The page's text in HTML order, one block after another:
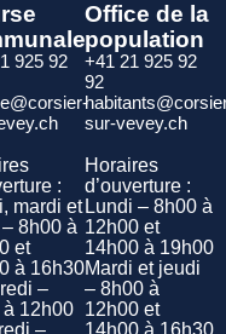
925 92
:
mardi et
8h00 à
et
à 16h30
–
12h00
–
Office de la
population
+41 21 925 92
92
sur-vevey.ch
Horaires
d’ouverture :
Lundi – 8h00 à
12h00 et
14h00 à 19h00
Mardi et jeudi
– 8h00 à
12h00 et
14h00 à 16h30